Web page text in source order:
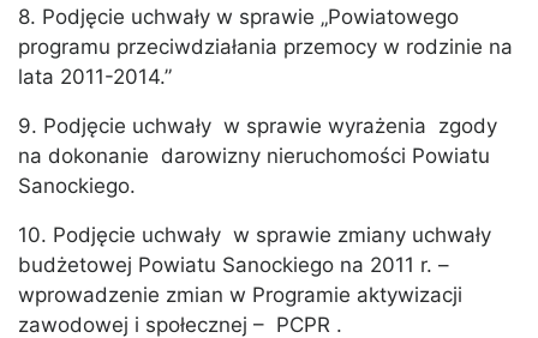
8. Podjęcie uchwały w sprawie „Powiatowego
programu przeciwdziałania przemocy w rodzinie na
lata 2011-2014.”
9. Podjęcie uchwały w sprawie wyrażenia zgody
na dokonanie darowizny nieruchomości Powiatu
Sanockiego.
10. Podjęcie uchwały w sprawie zmiany uchwały
budżetowej Powiatu Sanockiego na 2011 r. –
wprowadzenie zmian w Programie aktywizacji
zawodowej i społecznej – PCPR .